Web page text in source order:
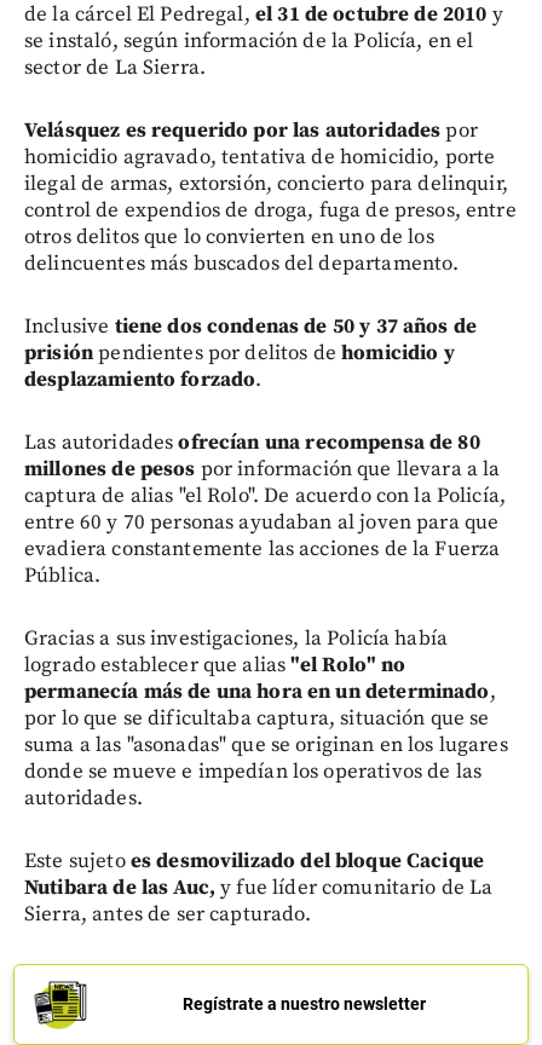
de la cárcel El Pedregal, el 31 de octubre de 2010 y
se instaló, según información de la Policía, en el
sector de La Sierra.
Velásquez es requerido por las autoridadespor
homicidio agravado, tentativa de homicidio, porte
ilegal de armas, extorsión, concierto para delinquir,
control de expendios de droga, fuga de presos, entre
otros delitos que lo convierten en uno de los
delincuentes más buscados del departamento.
Inclusive tiene dos condenas de 50 y 37 años de
prisiónpendientes por delitos de homicidio y
desplazamiento forzado.
Las autoridadesofrecían una recompensa de 80
millones de pesos por información que llevara a la
captura de alias "el Rolo". De acuerdo con la Policía,
entre 60 y 70 personas ayudaban al joven para que
evadiera constantemente las acciones de la Fuerza
Pública.
Gracias a sus investigaciones, la Policía había
logrado establecer que alias"el Rolo" no
permanecía más de una hora en un determinado,
por lo que se dificultaba captura, situación que se
suma a las "asonadas" que se originan en los lugares
donde se mueve e impedían los operativos de las
autoridades.
Este sujetoes desmovilizado del bloque Cacique
Nutibara de las Auc, y fue líder comunitario de La
Sierra, antes de ser capturado.
Regístrate a nuestro newsletter